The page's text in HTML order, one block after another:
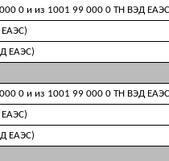
0 и из 1001 99 000 0 ТН ВЭД
ЕАЭС)
0 и из 1001 99 000 0 ТН ВЭД
ЕАЭС)